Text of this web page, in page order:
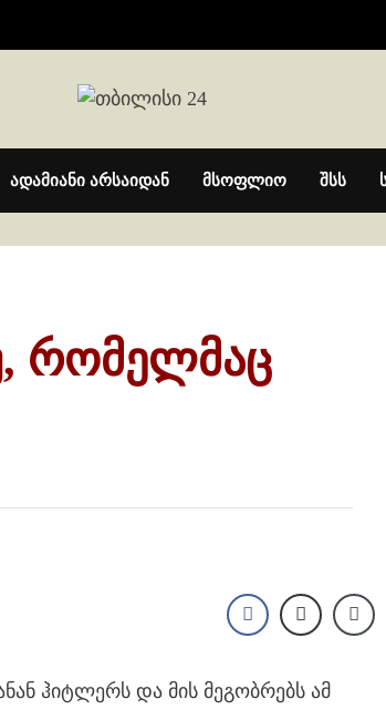
ადამიანი არსაიდან მსოფლიო შსს
რომელმაც
ჰიტლერს და მის მეგობრებს ამ